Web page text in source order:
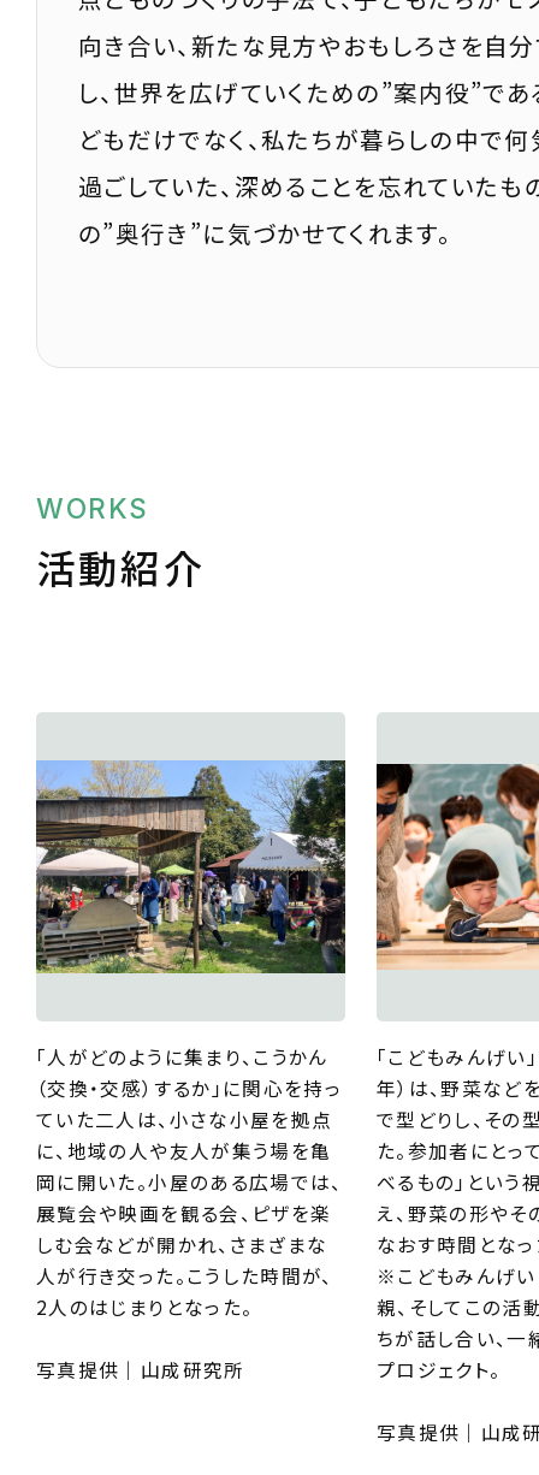
向き合い、新たな見方やおもしろさを自
し、世界を広げていくための”案内役”であ
どもだけでなく、私たちが暮らしの中で
過ごしていた、深めることを忘れていたも
の”奥行き”に気づかせてくれます。
WORKS
活動紹介
「人がどのように集まり、こうかん
（交換・交感）するか」に関心を持っ
ていた二人は、小さな小屋を拠点
に、地域の人や友人が集う場を亀
岡に開いた。小屋のある広場では、
展覧会や映画を観る会、ピザを楽
しむ会などが開かれ、さまざまな
人が行き交った。こうした時間が、
2人のはじまりとなった。
写真提供｜山成研究所
「こどもみんげい
年）は、野菜など
で型どりし、その
た。参加者にとっ
べるもの」という
え、野菜の形や
なおす時間となっ
※こどもみんげい
親、そしてこの活
ちが話し合い、一
プロジェクト。
写真提供｜山成